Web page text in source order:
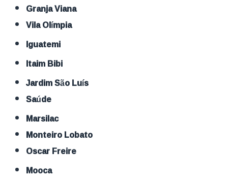
Granja Viana
Vila Olímpia
Iguatemi
Itaim Bibi
Jardim São Luís
Saúde
Marsilac
Monteiro Lobato
Oscar Freire
Mooca